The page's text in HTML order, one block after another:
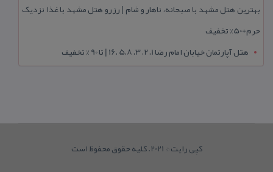
بهترین هتل مشهد با صبحانه، ناهار و شام | رزرو هتل مشهد با غذا نزدیک
حرم+50% تخفیف
هتل آپارتمان خیابان امام رضا 1، 2، 3، 5،8 ،16 | تا 90 % تخفیف
کپی رایت © 2021. کلیه حقوق محفوظ است